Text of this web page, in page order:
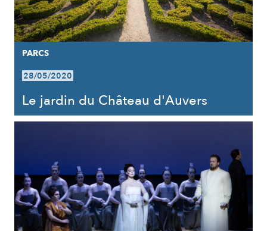
PARCS
28/05/2020
Le jardin du Château d'Auvers